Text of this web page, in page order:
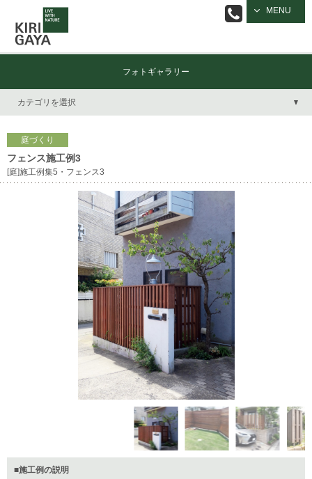
MENU
逗子の工務店
｜キリガヤ
フォトギャラリー
カテゴリを選択
庭づくり
フェンス施工例3
[庭]施工例集5・フェンス3
■施工例の説明